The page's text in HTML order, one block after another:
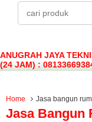
ANUGRAH JAYA
(24 JAM) :
Sidoarjo
Home Jasa bangun
Jasa Bangun